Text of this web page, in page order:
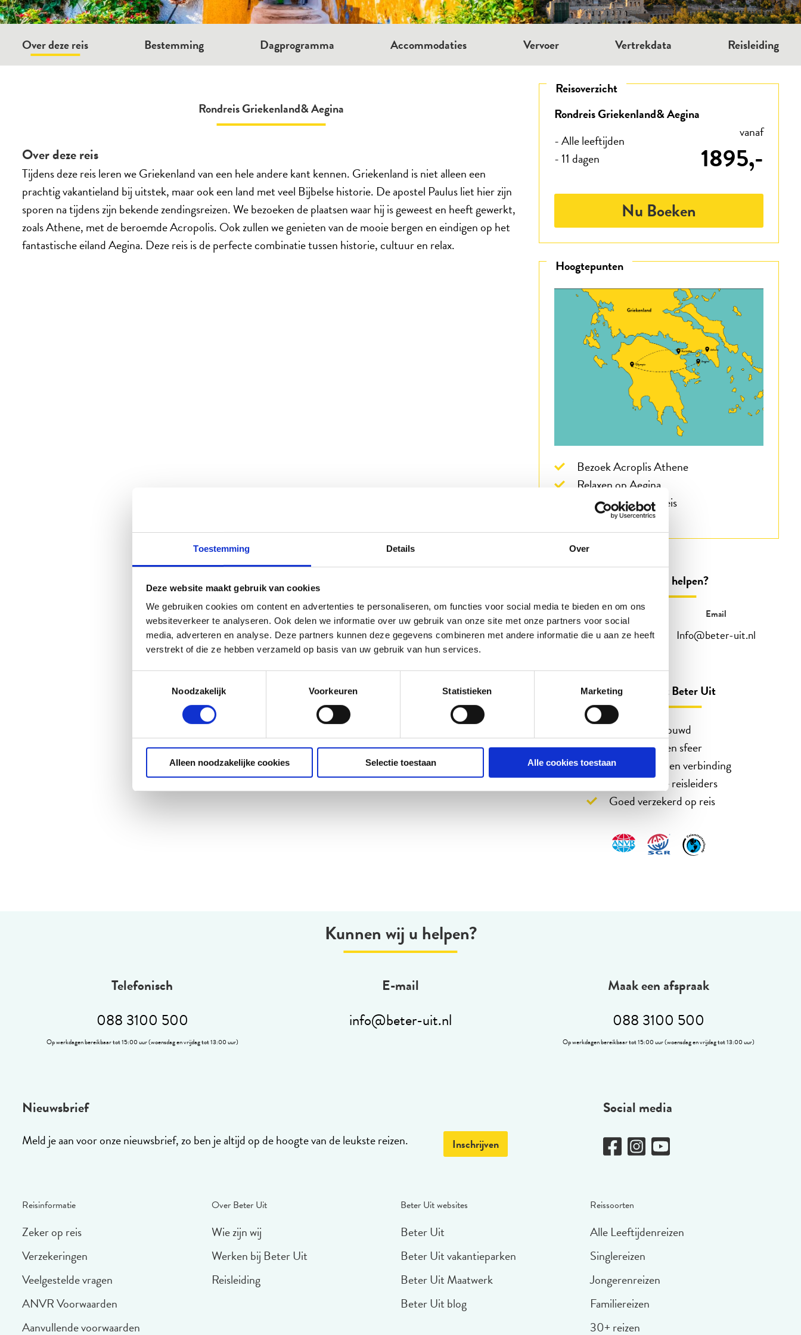
Toestemming Details Over
Deze website maakt gebruik van cookies
We gebruiken cookies om content en advertenties te personaliseren, om functies voor social media te bieden en om ons
websiteverkeer te analyseren. Ook delen we informatie over uw gebruik van onze site met onze partners voor social
media, adverteren en analyse. Deze partners kunnen deze gegevens combineren met andere informatie die u aan ze heeft
verstrekt of die ze hebben verzameld op basis van uw gebruik van hun services.
Noodzakelijk
Voorkeuren Statistieken Marketing
Alleen noodzakelijke cookies Selectie toestaan Alle cookies toestaan
Over deze reis Bestemming Dagprogramma Accommodaties Vervoer Vertrekdata Reisleiding
Rondreis Griekenland& Aegina
Over deze reis
Tijdens deze reis leren we Griekenland van een hele andere kant kennen. Griekenland is niet alleen een
prachtig vakantieland bij uitstek, maar ook een land met veel Bijbelse historie. De apostel Paulus liet hier zijn
sporen na tijdens zijn bekende zendingsreizen. We bezoeken de plaatsen waar hij is geweest en heeft gewerkt,
zoals Athene, met de beroemde Acropolis. Ook zullen we genieten van de mooie bergen en eindigen op het
fantastische eiland Aegina. Deze reis is de perfecte combinatie tussen historie, cultuur en relax.
Reisoverzicht
Rondreis Griekenland& Aegina
- Alle leeftijden
- 11 dagen
vanaf
1895,-
Nu Boeken
Hoogtepunten
Bezoek Acroplis Athene
Relaxen op Aegina
Sporen van Paulusreis
Kunnen wij u helpen?
Telefonisch
088 3100 500
Email
Info@beter-uit.nl
Zo bent u echt Beter Uit
45 jaar vertrouwd
Reizen in eigen sfeer
Ontmoeting en verbinding
Enthousiaste reisleiders
Goed verzekerd op reis
Kunnen wij u helpen?
Telefonisch
088 3100 500
Op werkdagen bereikbaar tot 15:00 uur (woensdag en vrijdag tot 13:00 uur)
E-mail
info@beter-uit.nl
Maak een afspraak
088 3100 500
Op werkdagen bereikbaar tot 15:00 uur (woensdag en vrijdag tot 13:00 uur)
Nieuwsbrief
Meld je aan voor onze nieuwsbrief, zo ben je altijd op de hoogte van de leukste reizen. Inschrijven
Social media
Reisinformatie
Zeker op reis
Verzekeringen
Veelgestelde vragen
ANVR Voorwaarden
Aanvullende voorwaarden
Over Beter Uit
Wie zijn wij
Werken bij Beter Uit
Reisleiding
Beter Uit websites
Beter Uit
Beter Uit vakantieparken
Beter Uit Maatwerk
Beter Uit blog
Reissoorten
Alle Leeftijdenreizen
Singlereizen
Jongerenreizen
Familiereizen
30+ reizen